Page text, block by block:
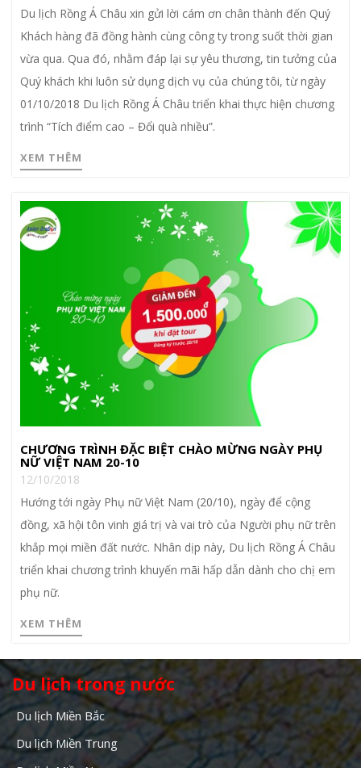
Du lịch Rồng Á Châu xin gửi lời cám ơn chân thành đến Quý
Khách hàng đã đồng hành cùng công ty trong suốt thời gian
vừa qua. Qua đó, nhằm đáp lại sự yêu thương, tin tưởng của
Quý khách khi luôn sử dụng dịch vụ của chúng tôi, từ ngày
01/10/2018 Du lịch Rồng Á Châu triển khai thực hiện chương
trình “Tích điểm cao – Đổi quà nhiều”.
XEM THÊM
CHƯƠNG TRÌNH ĐẶC BIỆT CHÀO MỪNG NGÀY PHỤ
NỮ VIỆT NAM 20-10
12/10/2018
Hướng tới ngày Phụ nữ Việt Nam (20/10), ngày để cộng
đồng, xã hội tôn vinh giá trị và vai trò của Người phụ nữ trên
khắp mọi miền đất nước. Nhân dịp này, Du lịch Rồng Á Châu
triển khai chương trình khuyến mãi hấp dẫn dành cho chị em
phụ nữ.
XEM THÊM
Du lịch trong nước
Du lịch Miền Bắc
Du lịch Miền Trung